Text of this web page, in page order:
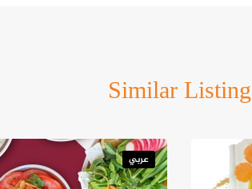
Similar Listing
عربي